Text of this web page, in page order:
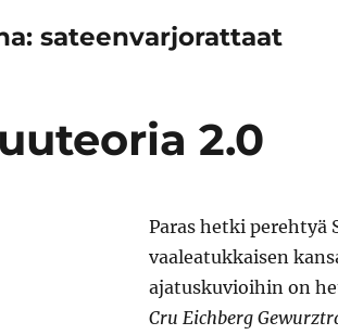
sateenvarjorattaat
2.0
Paras hetki perehtyä
vaaleatukkaisen
ajatuskuvioihin on
Cru Eichberg